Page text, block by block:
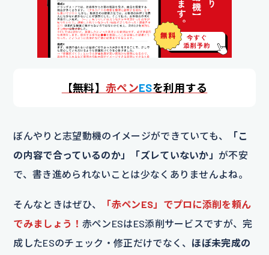
【無料】赤ペンESを利用する
ぼんやりと志望動機のイメージができていても、
「こ
の内容で合っているのか」「ズレていないか」が不安
で、書き進められないことは少なくありませんよね。
そんなときはぜひ、
「赤ペンES」でプロに添削を頼ん
でみましょう！ 赤ペンESはES添削サービスですが、完
成したESのチェック・修正だけでなく、 ほぼ未完成の